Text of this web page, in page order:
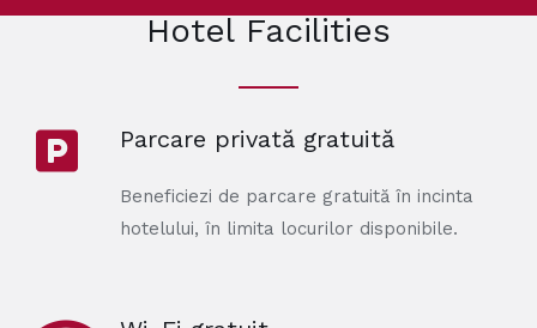
Hotel Facilities
Parcare privată gratuită
Beneficiezi de parcare gratuită în incinta
hotelului, în limita locurilor disponibile.